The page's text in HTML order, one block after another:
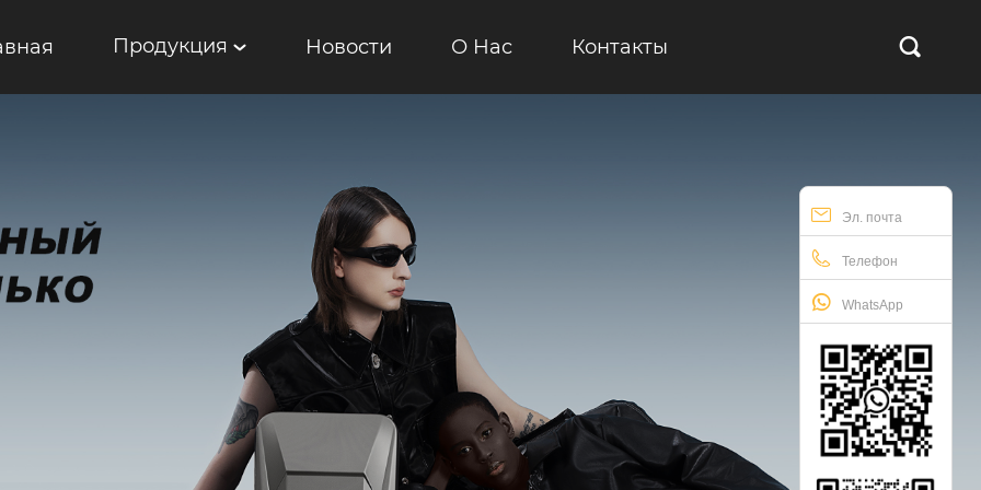
Продукция Новости О Нас Контакты 
Эл. почта
Телефон
WhatsApp